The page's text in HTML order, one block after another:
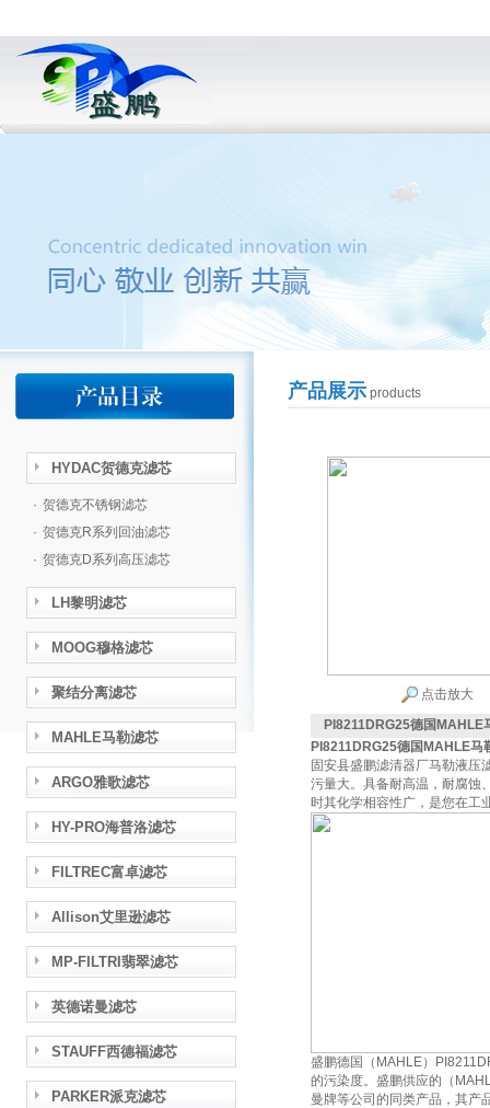
HYDAC贺德克滤芯
· 贺德克不锈钢滤芯
· 贺德克R系列回油滤芯
· 贺德克D系列高压滤芯
LH黎明滤芯
MOOG穆格滤芯
聚结分离滤芯
MAHLE马勒滤芯
ARGO雅歌滤芯
HY-PRO海普洛滤芯
FILTREC富卓滤芯
Allison艾里逊滤芯
MP-FILTRI翡翠滤芯
英德诺曼滤芯
STAUFF西德福滤芯
PARKER派克滤芯
产品展示products
点击放大
PI8211DRG25德国MAHLE
PI8211DRG25德国MAHLE马
固安县盛鹏滤清器厂马勒液压
污量大。具备耐高温，耐腐蚀
时其化学相容性广，是您在工
盛鹏德国（MAHLE）
的污染度。盛鹏供应的（
曼牌等公司的同类产品，其产